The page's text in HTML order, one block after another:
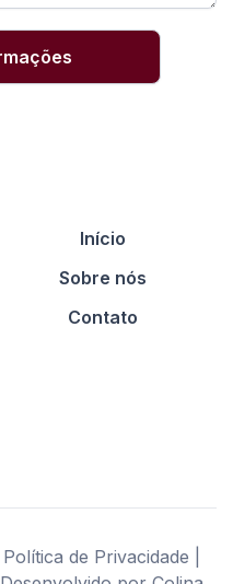
Início
Sobre nós
Contato
Política de Privacidade |